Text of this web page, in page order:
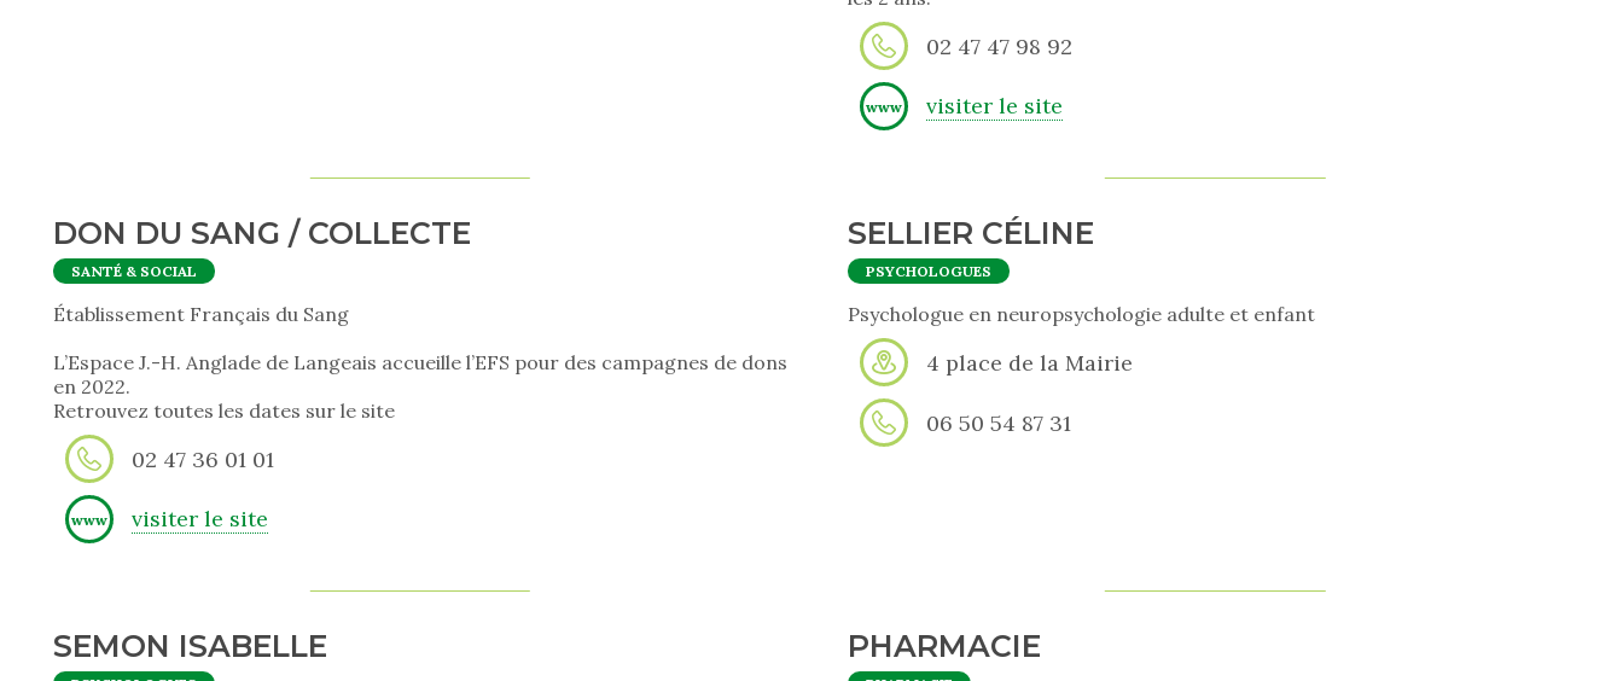
02 47 47 98 92
www visiter le site
DON DU SANG / COLLECTE
SANTÉ & SOCIAL
Établissement Français du Sang
L’Espace J.-H. Anglade de Langeais accueille l’EFS pour des campagnes de dons
en 2022.
Retrouvez toutes les dates sur le site
02 47 36 01 01
www visiter le site
SELLIER CÉLINE
PSYCHOLOGUES
Psychologue en neuropsychologie adulte et enfant
4 place de la Mairie
06 50 54 87 31
SEMON ISABELLE PHARMACIE